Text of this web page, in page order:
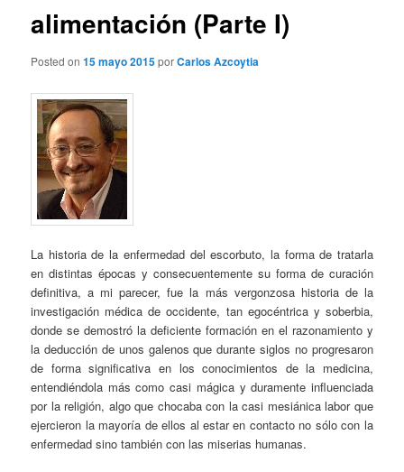
alimentación (Parte I)
Posted on15 mayo 2015porCarlos Azcoytia
La historia de la enfermedad del escorbuto, la forma de tratarla
en distintas épocas y consecuentemente su forma de curación
definitiva, a mi parecer, fue la más vergonzosa historia de la
investigación médica de occidente, tan egocéntrica y soberbia,
donde se demostró la deficiente formación en el razonamiento y
la deducción de unos galenos que durante siglos no progresaron
de forma significativa en los conocimientos de la medicina,
entendiéndola más como casi mágica y duramente influenciada
por la religión, algo que chocaba con la casi mesiánica labor que
ejercieron la mayoría de ellos al estar en contacto no sólo con la
enfermedad sino también con las miserias humanas.